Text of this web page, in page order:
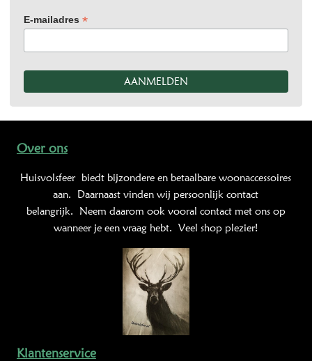
E-mailadres *
Over ons
Huisvolsfeer biedt bijzondere en betaalbare woonaccessoires
aan. Daarnaast vinden wij persoonlijk contact
belangrijk. Neem daarom ook vooral contact met ons op
wanneer je een vraag hebt. Veel shop plezier!
Klantenservice